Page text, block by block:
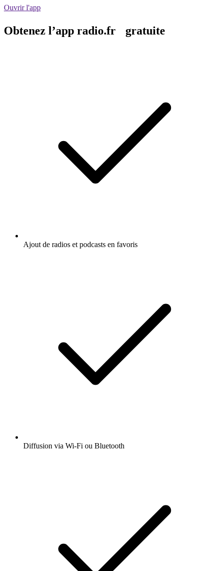
Ouvrir l'app
Obtenez l’app radio.fr gratuite
Ajout de radios et podcasts en favoris
Diffusion via Wi-Fi ou Bluetooth